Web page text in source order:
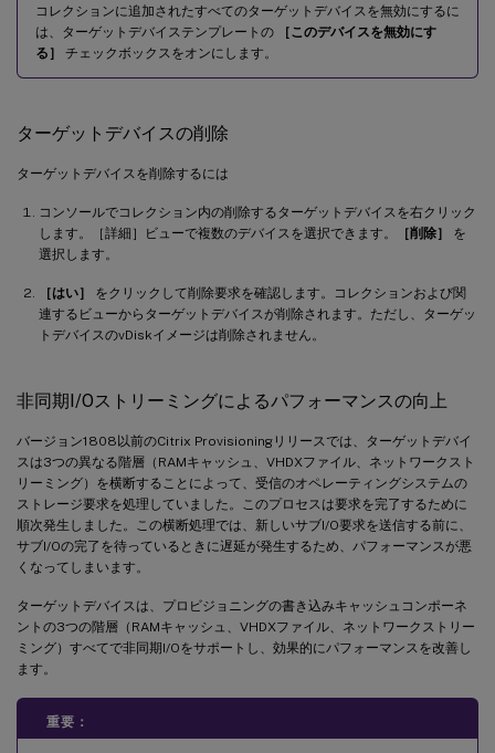
コレクションに追加されたすべてのターゲットデバイスを無効にするに
は、ターゲットデバイステンプレートの
［このデバイスを無効にす
る］
チェックボックスをオンにします。
ターゲットデバイスの削除
ターゲットデバイスを削除するには
コンソールでコレクション内の削除するターゲットデバイスを右クリック
します。［詳細］ビューで複数のデバイスを選択できます。
［削除］
を
選択します。
［はい］
をクリックして削除要求を確認します。コレクションおよび関
連するビューからターゲットデバイスが削除されます。ただし、ターゲッ
トデバイスのvDiskイメージは削除されません。
非同期I/Oストリーミングによるパフォーマンスの向上
バージョン1808以前のCitrix Provisioningリリースでは、ターゲットデバイ
スは3つの異なる階層（RAMキャッシュ、VHDXファイル、ネットワークスト
リーミング）を横断することによって、受信のオペレーティングシステムの
ストレージ要求を処理していました。このプロセスは要求を完了するために
順次発生しました。この横断処理では、新しいサブI/O要求を送信する前に、
サブI/Oの完了を待っているときに遅延が発生するため、パフォーマンスが悪
くなってしまいます。
ターゲットデバイスは、プロビジョニングの書き込みキャッシュコンポーネ
ントの3つの階層（RAMキャッシュ、VHDXファイル、ネットワークストリー
ミング）すべてで非同期I/Oをサポートし、効果的にパフォーマンスを改善し
ます。
重要：